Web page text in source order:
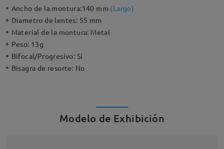
Ancho de la montura:140 mm (Largo)
Diametro de lentes: 55 mm
Material de la montura: Metal
Peso: 13g
Bifocal/Progresivo: Sí
Bisagra de resorte: No
Modelo de Exhibición